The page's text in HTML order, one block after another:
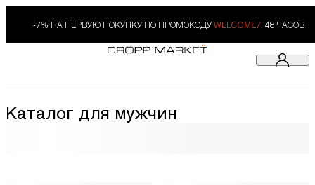
-7% НА ПЕРВУЮ ПОКУПКУ ПО ПРОМОКОДУ WELCOME7. 48 ЧАСОВ
Каталог для мужчин